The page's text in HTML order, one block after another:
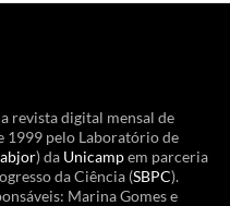
revista digital mensal de
1999 pelo Laboratório de
) da Unicampem parceria
da Ciência (SBPC).
Marina Gomes e